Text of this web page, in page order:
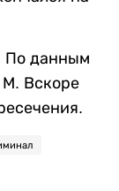
По данным
М. Вскоре